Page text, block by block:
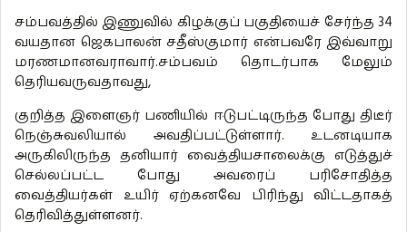
சம்பவத்தில் இணுவில் கிழக்குப் பகுதியைச் சேர்ந்த 34
வயதான ஜெகபாலன் சதீஸ்குமார் என்பவரே இவ்வாறு
மரணமானவராவார்.சம்பவம் தொடர்பாக மேலும்
தெரியவருவதாவது,
குறித்த இளைஞர் பணியில் ஈடுபட்டிருந்த போது திடீர்
நெஞ்சுவலியால் அவதிப்பட்டுள்ளார். உடனடியாக
அருகிலிருந்த தனியார் வைத்தியசாலைக்கு எடுத்துச்
செல்லப்பட்ட போது அவரைப் பரிசோதித்த
வைத்தியர்கள் உயிர் ஏற்கனவே பிரிந்து விட்டதாகத்
தெரிவித்துள்ளனர்.